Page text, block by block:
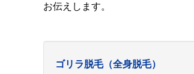
お伝えします。
ゴリラ脱毛（全身脱毛）